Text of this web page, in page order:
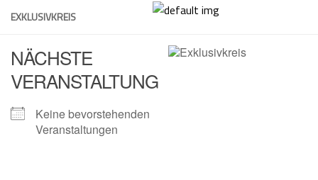
SkipEXKLUSIVKREIS
NÄCHSTE
VERANSTALTUNG
Keine bevorstehenden
Veranstaltungen